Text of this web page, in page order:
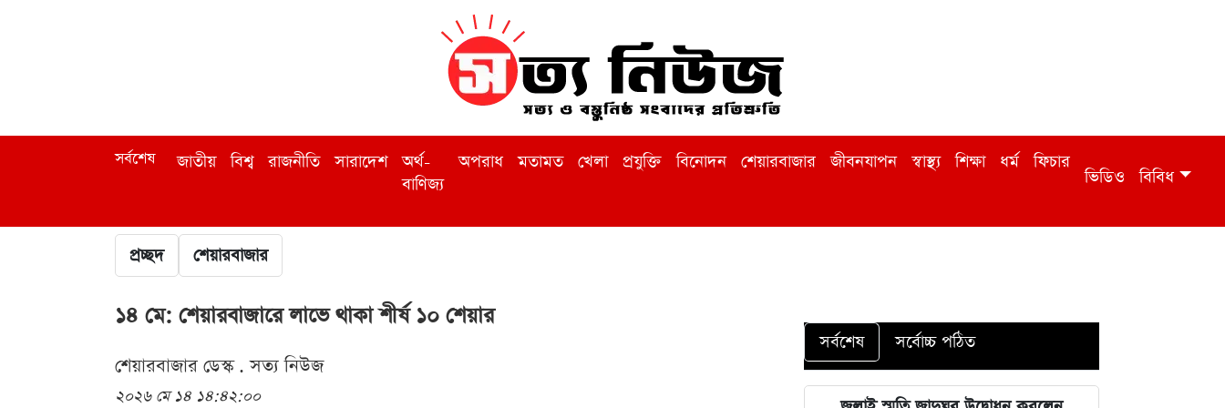
সর্বশেষ জাতীয় বিশ্ব রাজনীতি সারাদেশ
অর্থ-
বাণিজ্য
অপরাধ মতামত খেলা প্রযুক্তি বিনোদন শেয়ারবাজার জীবনযাপন স্বাস্থ্য শিক্ষা ধর্ম ফিচার
ভিডিও বিবিধ
প্রচ্ছদ শেয়ারবাজার
১৪ মে: শেয়ারবাজারে লাভে থাকা শীর্ষ ১০ শেয়ার
শেয়ারবাজার ডেস্ক . সত্য নিউজ
২০২৬ মে ১৪ ১৪:৪২:০০
সর্বশেষ সর্বোচ্চ পঠিত